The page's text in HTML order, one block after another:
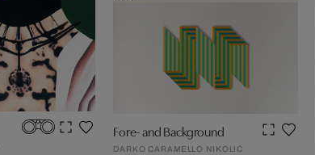
Fore- and Background
DARKO CARAMELLO NIKOLIĆ